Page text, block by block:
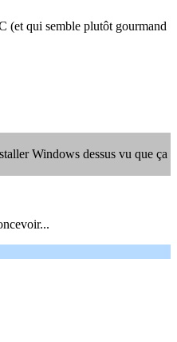
(et qui semble plutôt gourmand
Windows dessus vu que ça